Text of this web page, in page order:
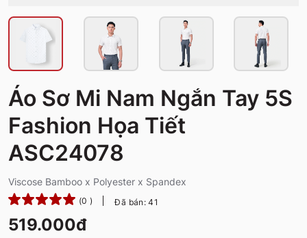
Áo Sơ Mi Nam Ngắn Tay 5S
Fashion Họa Tiết
ASC24078
Viscose Bamboo x Polyester x Spandex
(0 ) Đã bán: 41
519.000đ